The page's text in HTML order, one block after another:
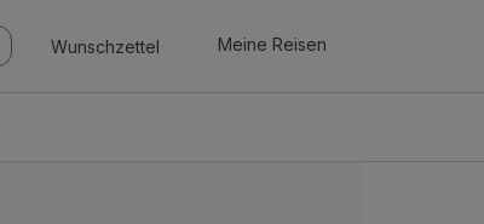
Wunschzettel Meine Reisen